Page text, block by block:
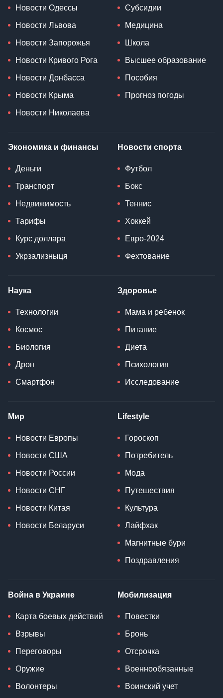
Новости Одессы
Новости Львова
Новости Запорожья
Новости Кривого Рога
Новости Донбасса
Новости Крыма
Новости Николаева
Субсидии
Медицина
Школа
Высшее образование
Пособия
Прогноз погоды
Экономика и финансы
Деньги
Транспорт
Недвижимость
Тарифы
Курс доллара
Укрзализныця
Новости спорта
Футбол
Бокс
Теннис
Хоккей
Евро-2024
Фехтование
Наука
Технологии
Космос
Биология
Дрон
Смартфон
Здоровье
Мама и ребенок
Питание
Диета
Психология
Исследование
Мир
Новости Европы
Новости США
Новости России
Новости СНГ
Новости Китая
Новости Беларуси
Lifestyle
Гороскоп
Потребитель
Мода
Путешествия
Культура
Лайфхак
Магнитные бури
Поздравления
Война в Украине
Карта боевых действий
Взрывы
Переговоры
Оружие
Волонтеры
Мобилизация
Повестки
Бронь
Отсрочка
Военнообязанные
Воинский учет